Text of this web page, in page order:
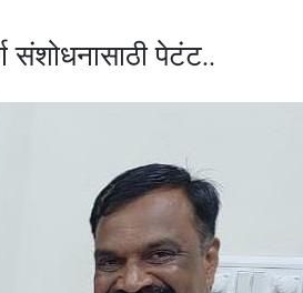
संशोधनासाठी पेटंट..